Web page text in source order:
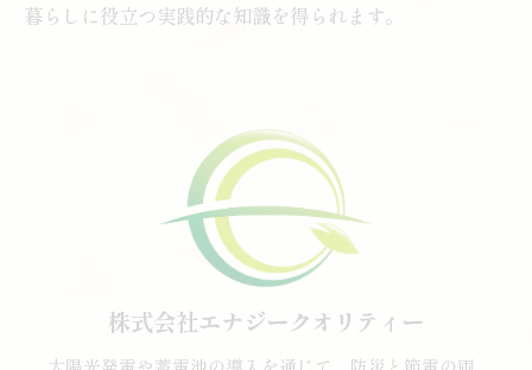
暮らしに役立つ実践的な知識を得られます。
株式会社エナジークオリティー